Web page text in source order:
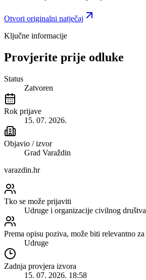
Otvori originalni natječaj
Ključne informacije
Provjerite prije odluke
Status
Zatvoren
Rok prijave
15. 07. 2026.
Objavio / izvor
Grad Varaždin
varazdin.hr
Tko se može prijaviti
Udruge i organizacije civilnog društva
Prema opisu poziva, može biti relevantno za
Udruge
Zadnja provjera izvora
15. 07. 2026. 18:58